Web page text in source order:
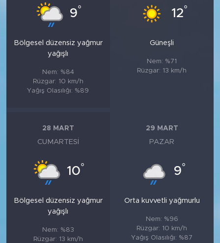
9°
Bölgesel düzensiz yağmur
yağışlı
Nem: %84
Rüzgar: 10 km/h
Yağış Olasılığı: %89
12°
Güneşli
Nem: %71
Rüzgar: 13 km/h
28 MART
CUMARTESI
10°
Bölgesel düzensiz yağmur
yağışlı
Nem: %83
Rüzgar: 13 km/h
29 MART
PAZAR
9°
Orta kuvvetli yağmurlu
Nem: %96
Rüzgar: 10 km/h
Yağış Olasılığı: %87